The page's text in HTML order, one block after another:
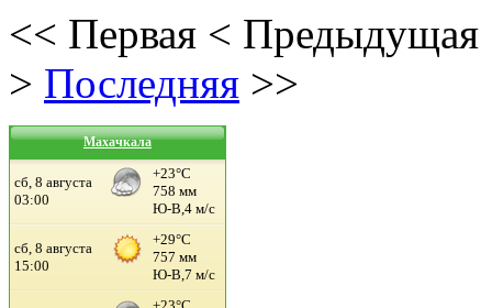
<< Первая < Предыдущая
> Последняя >>
Махачкала